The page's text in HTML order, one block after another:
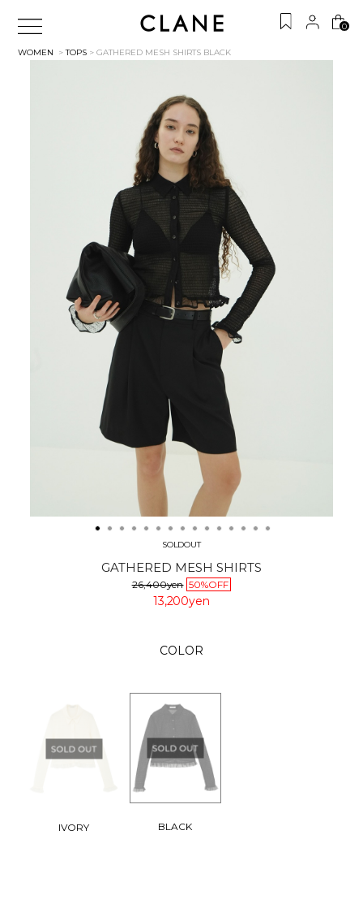
0
WOMEN >TOPS > GATHERED MESH SHIRTS BLACK
SOLDOUT
GATHERED MESH SHIRTS
26,400yen 50%OFF
13,200yen
COLOR
IVORY BLACK